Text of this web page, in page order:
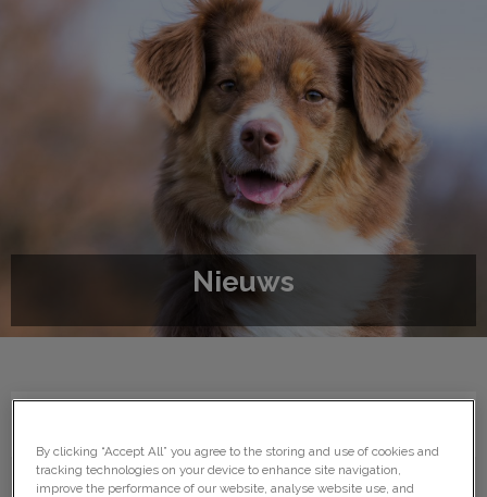
Nieuws
By clicking “Accept All” you agree to the storing and use of cookies and
tracking technologies on your device to enhance site navigation,
improve the performance of our website, analyse website use, and